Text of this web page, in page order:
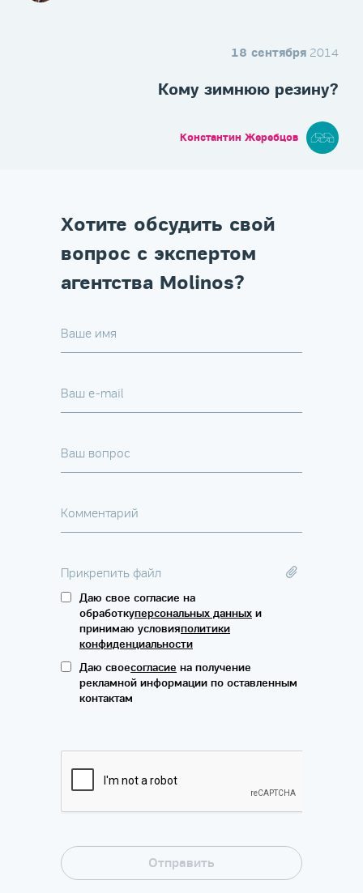
18 сентября 2014
Кому зимнюю резину?
Константин Жеребцов
Хотите обсудить свой
вопрос с экспертом
агентства Molinos?
Ваше имя
Ваш e-mail
Ваш вопрос
Комментарий
Прикрепить файл
Даю свое согласие на
обработкуперсональных данных и
принимаю условияполитики
конфиденциальности
Даю своесогласие на получение
рекламной информации по оставленным
контактам